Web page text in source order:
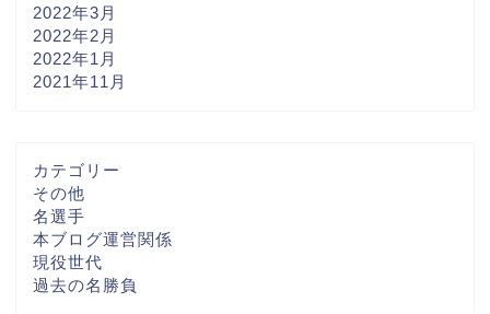
2022年3月
2022年2月
2022年1月
2021年11月
カテゴリー
その他
名選手
本ブログ運営関係
現役世代
過去の名勝負